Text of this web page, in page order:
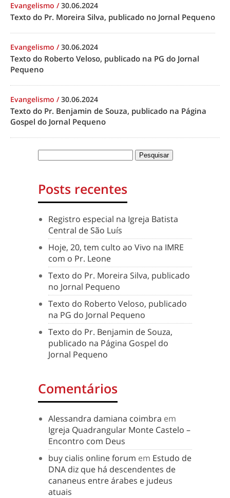
Evangelismo /30.06.2024
Texto do Pr. Moreira Silva, publicado no Jornal Pequeno
Evangelismo /30.06.2024
Texto do Roberto Veloso, publicado na PG do Jornal
Pequeno
Evangelismo /30.06.2024
Texto do Pr. Benjamin de Souza, publicado na Página
Gospel do Jornal Pequeno
Posts recentes
Registro especial na Igreja Batista
Central de São Luís
Hoje, 20, tem culto ao Vivo na IMRE
com o Pr. Leone
Texto do Pr. Moreira Silva, publicado
no Jornal Pequeno
Texto do Roberto Veloso, publicado
na PG do Jornal Pequeno
Texto do Pr. Benjamin de Souza,
publicado na Página Gospel do
Jornal Pequeno
Comentários
Alessandra damiana coimbra em
Igreja Quadrangular Monte Castelo –
Encontro com Deus
buy cialis online forum em Estudo de
DNA diz que há descendentes de
cananeus entre árabes e judeus
atuais